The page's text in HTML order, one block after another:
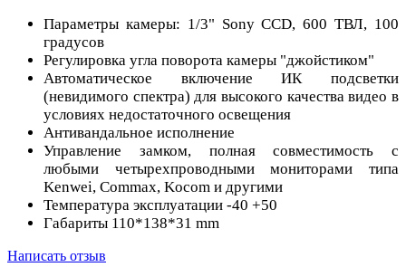
Параметры камеры: 1/3" Sony CCD, 600 ТВЛ, 100
градусов
Регулировка угла поворота камеры "джойстиком"
Автоматическое включение ИК подсветки
(невидимого спектра) для высокого качества видео в
условиях недостаточного освещения
Антивандальное исполнение
Управление замком, полная совместимость с
любыми четырехпроводными мониторами типа
Kenwei, Commax, Kocom и другими
Температура эксплуатации -40 +50
Габариты 110*138*31 mm
Написать отзыв